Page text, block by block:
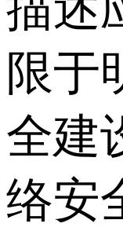
限于
全建
络安